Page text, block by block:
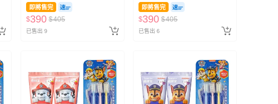
無氟
即將售完
$390 $405
已售出 9
無氟
即將售完
$390 $405
已售出 6